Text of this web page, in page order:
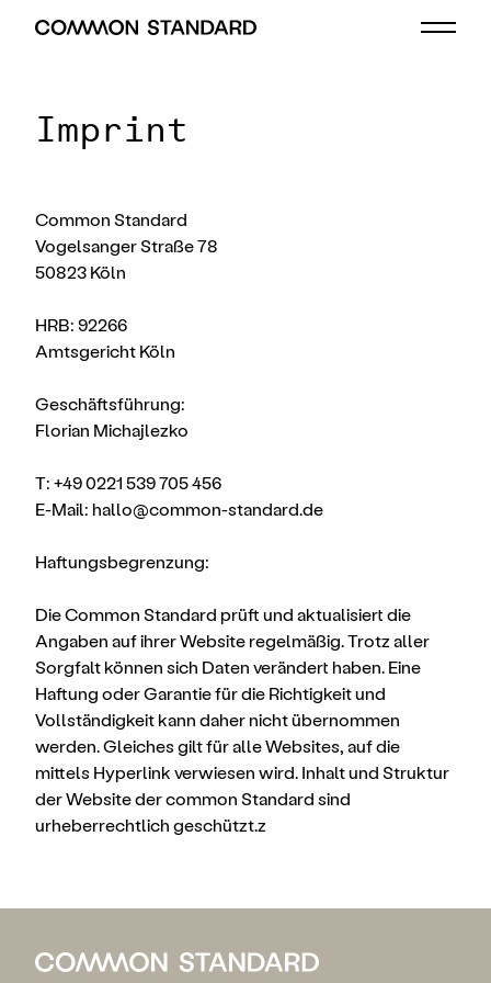
Imprint
Common Standard
Vogelsanger Straße 78
50823 Köln
HRB: 92266
Amtsgericht Köln
Geschäftsführung:
Florian Michajlezko
T: +49 0221 539 705 456
E-Mail: hallo@common-standard.de
Haftungsbegrenzung:
Die Common Standard prüft und aktualisiert die
Angaben auf ihrer Website regelmäßig. Trotz aller
Sorgfalt können sich Daten verändert haben. Eine
Haftung oder Garantie für die Richtigkeit und
Vollständigkeit kann daher nicht übernommen
werden. Gleiches gilt für alle Websites, auf die
mittels Hyperlink verwiesen wird. Inhalt und Struktur
der Website der common Standard sind
urheberrechtlich geschützt.z